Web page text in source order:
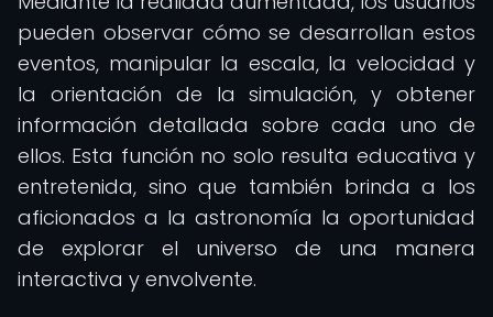
pueden observar cómo se desarrollan estos
eventos, manipular la escala, la velocidad y
la orientación de la simulación, y obtener
información detallada sobre cada uno de
ellos. Esta función no solo resulta educativa y
entretenida, sino que también brinda a los
aficionados a la astronomía la oportunidad
de explorar el universo de una manera
interactiva y envolvente.